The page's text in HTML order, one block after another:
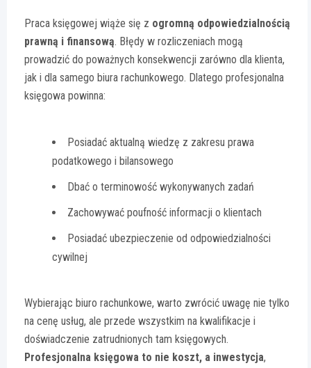
Praca księgowej wiąże się z ogromną odpowiedzialnością
prawną i finansową. Błędy w rozliczeniach mogą
prowadzić do poważnych konsekwencji zarówno dla klienta,
jak i dla samego biura rachunkowego. Dlatego profesjonalna
księgowa powinna:
Posiadać aktualną wiedzę z zakresu prawa
podatkowego i bilansowego
Dbać o terminowość wykonywanych zadań
Zachowywać poufność informacji o klientach
Posiadać ubezpieczenie od odpowiedzialności
cywilnej
Wybierając biuro rachunkowe, warto zwrócić uwagę nie tylko
na cenę usług, ale przede wszystkim na kwalifikacje i
doświadczenie zatrudnionych tam księgowych.
Profesjonalna księgowa to nie koszt, a inwestycja,